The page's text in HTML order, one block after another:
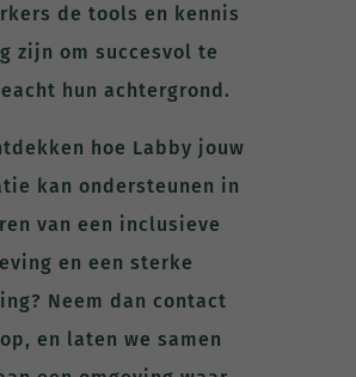
de tools en kennis
zijn om succesvol te
hun achtergrond.
hoe Labby jouw
kan ondersteunen in
van een inclusieve
en een sterke
Neem dan contact
en laten we samen